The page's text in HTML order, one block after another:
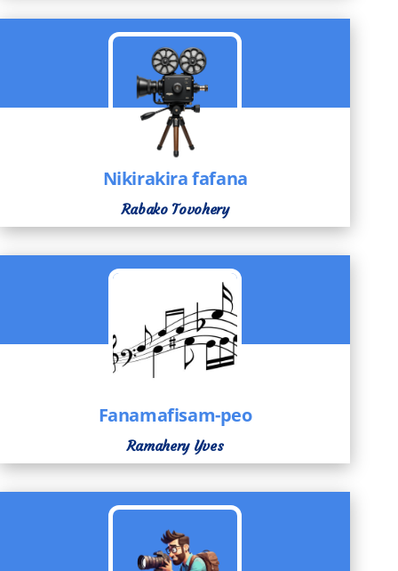
Nikirakira fafana
Rabako Tovohery
Fanamafisam-peo
Ramahery Yves